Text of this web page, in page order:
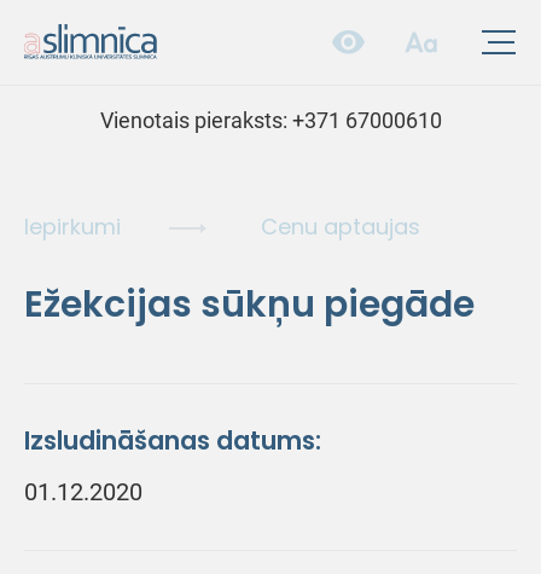
Vienotais pieraksts: +371 67000610
Iepirkumi Cenu aptaujas
Ežekcijas sūkņu piegāde
Izsludināšanas datums:
01.12.2020